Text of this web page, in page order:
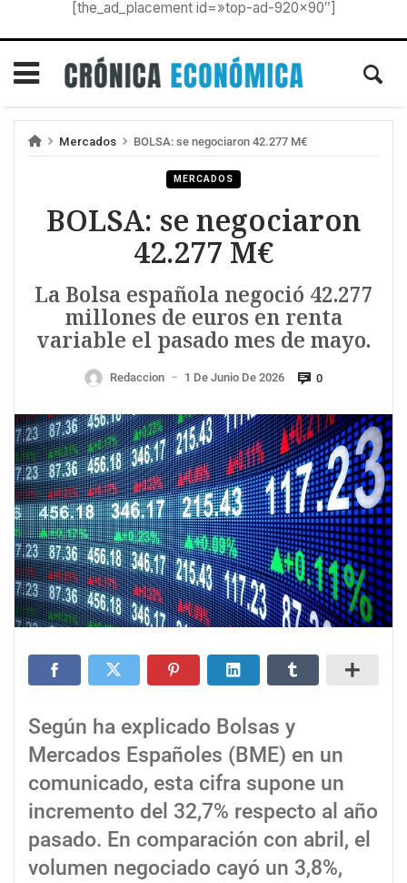
[the_ad_placement id=»top-ad-920×90″]
Mercados BOLSA: se negociaron 42.277 M€
MERCADOS
BOLSA: se negociaron
42.277 M€
La Bolsa española negoció 42.277
millones de euros en renta
variable el pasado mes de mayo.
Redaccion — 1 De Junio De 2026 0
Según ha explicado Bolsas y
Mercados Españoles (BME) en un
comunicado, esta cifra supone un
incremento del 32,7% respecto al año
pasado. En comparación con abril, el
volumen negociado cayó un 3,8%,